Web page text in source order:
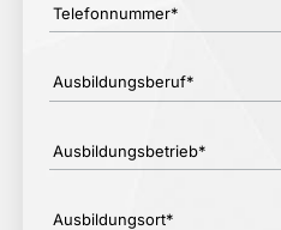
Telefonnummer*
Ausbildungsberuf*
Ausbildungsbetrieb*
Ausbildungsort*